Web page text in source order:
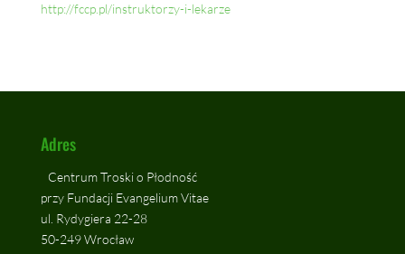
http://fccp.pl/instruktorzy-i-lekarze
Adres
Centrum Troski o Płodność
przy Fundacji Evangelium Vitae
ul. Rydygiera 22-28
50-249 Wrocław